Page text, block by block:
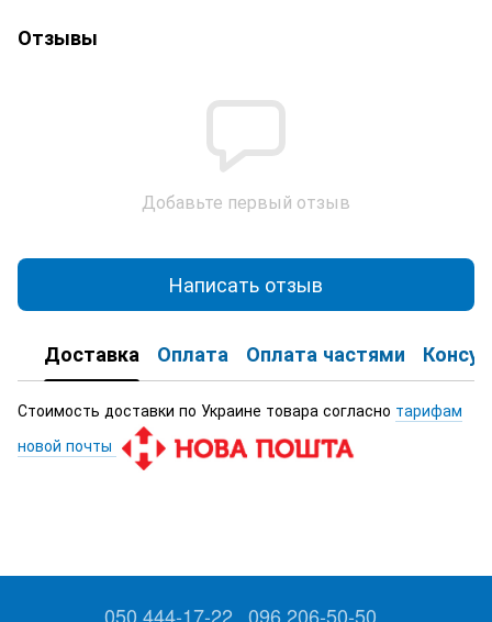
Отзывы
Добавьте первый отзыв
Написать отзыв
Доставка Оплата Оплата частями
Стоимость доставки по Украине товара согласно тарифам
новой почты
050 444-17-22 096 206-50-50